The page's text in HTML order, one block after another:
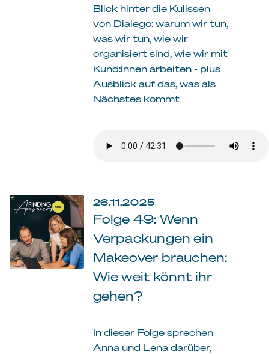
Blick hinter die Kulissen
von Dialego: warum wir tun,
was wir tun, wie wir
organisiert sind, wie wir mit
Kund:innen arbeiten - plus
Ausblick auf das, was als
Nächstes kommt
26.11.2025
Folge 49: Wenn
Verpackungen ein
Makeover brauchen:
Wie weit könnt ihr
gehen?
In dieser Folge sprechen
Anna und Lena darüber,